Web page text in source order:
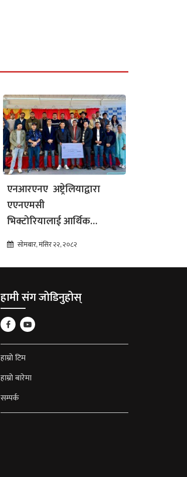
एनआरएनए अष्ट्रेलियाद्वारा
एएनएमसी
भिक्टोरियालाई आर्थिक
सहयोगसोमबार, मंसिर २२, २०८२
हामी संग जोडिनुहोस्
हाम्रो टिम
हाम्रो बारेमा
सम्पर्क